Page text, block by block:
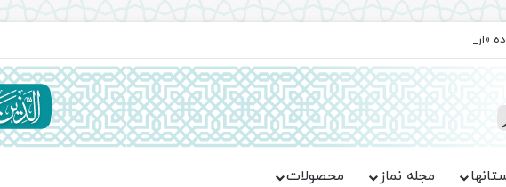
«اربعین»؛ روایت حماسه، استقامت و تمدن‌سازی امت اسلامی
مجله نماز محصولات